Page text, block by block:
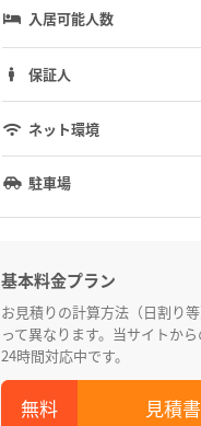
入居可能人数
保証人
ネット環境
駐車場
基本料金プラン
お見積りの計算方法（日割り
って異なります。当サイトか
24時間対応中です。
見積